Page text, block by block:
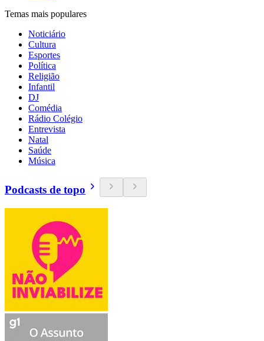
Temas mais populares
Noticiário
Cultura
Esportes
Política
Religião
Infantil
DJ
Comédia
Rádio Colégio
Entrevista
Natal
Saúde
Música
Podcasts de topo